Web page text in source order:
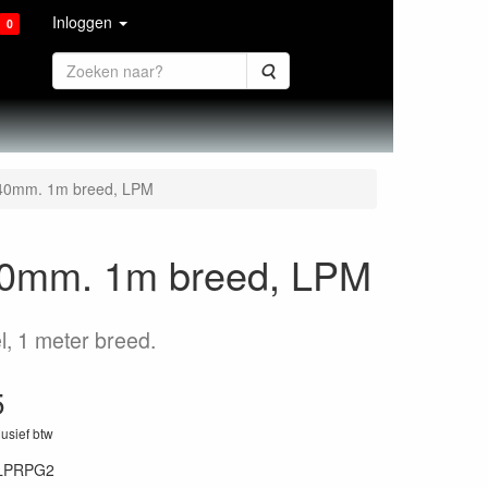
0 Inloggen
Zoeken
1m breed, LPM
1m breed, LPM
1 meter breed.
btw